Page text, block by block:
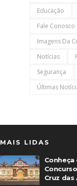
Educação
Fale Conosco
Imagens Da
Notícias
Segurança
Últimas
MAIS LIDAS
Cruz das